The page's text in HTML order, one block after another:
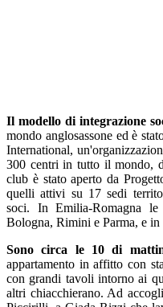
Il modello di integrazione
mondo anglosassone ed è
International,
300 centri in tutto il mondo,
club è stato aperto da
quelli attivi su 17 sedi
soci. In Emilia-Romagna
Bologna, Rimini e Parma, e
Sono circa le 10 di
appartamento in affitto con
con grandi tavoli intorno ai
altri chiacchierano. Ad